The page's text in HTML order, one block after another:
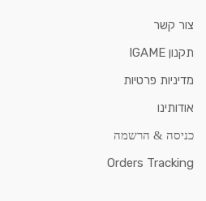
צור קשר
תקנון IGAME
מדיניות פרטיות
אודותינו
כניסה & הרשמה
Orders Tracking